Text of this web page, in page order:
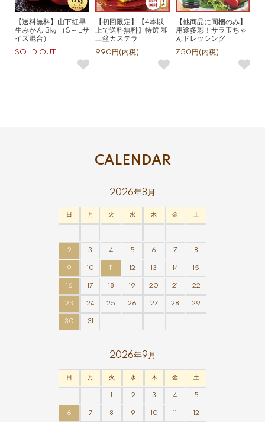
【送料無料】山下紅早
生みかん 3㎏ （S～Lサ
イズ混合）
SOLD OUT
【初回限定】【4本以
上で送料無料】特選 和
三盆カステラ
990円(内税)
【他商品に同梱のみ】
用途多彩！サラ玉ちゃ
んドレッシング
750円(内税)
CALENDAR
2026年8月
日 月 火 水 木 金 土
1
2 3 4 5 6 7 8
9 10 11 12 13 14 15
16 17 18 19 20 21 22
23 24 25 26 27 28 29
30 31
2026年9月
日 月 火 水 木 金 土
1 2 3 4 5
6 7 8 9 10 11 12